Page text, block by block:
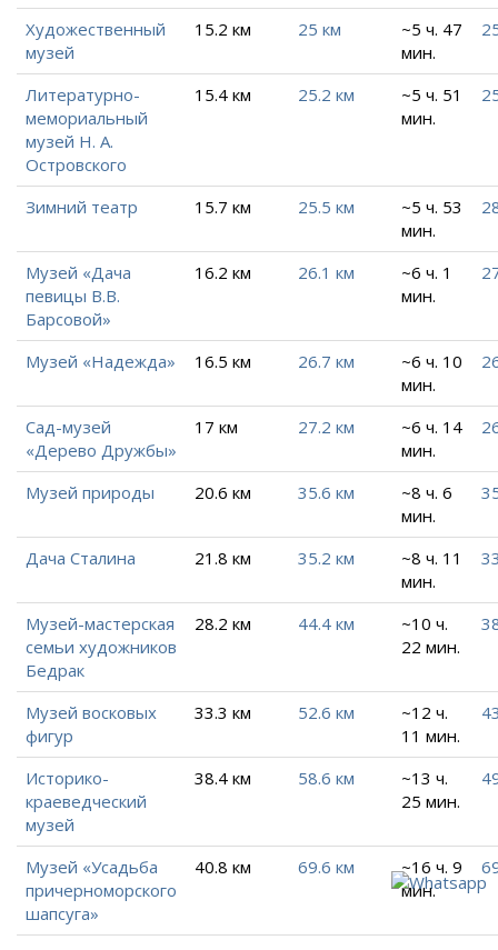
Художественный
музей
15.2 км 25 км
~5 ч. 47
мин.
Литературно-
мемориальный
музей Н. А.
Островского
15.4 км 25.2 км
~5 ч. 51
мин.
Зимний театр 15.7 км 25.5 км
~5 ч. 53
мин.
Музей «Дача
певицы В.В.
Барсовой»
16.2 км 26.1 км
~6 ч. 1
мин.
Музей «Надежда» 16.5 км 26.7 км
~6 ч. 10
мин.
Сад-музей
«Дерево Дружбы»
17 км 27.2 км
~6 ч. 14
мин.
Музей природы 20.6 км 35.6 км
~8 ч. 6
мин.
Дача Сталина 21.8 км 35.2 км
~8 ч. 11
мин.
Музей-мастерская
семьи художников
Бедрак
28.2 км 44.4 км
~10 ч.
22 мин.
Музей восковых
фигур
33.3 км 52.6 км
~12 ч.
11 мин.
Историко-
краеведческий
музей
38.4 км 58.6 км
~13 ч.
25 мин.
Музей «Усадьба
причерноморского
шапсуга»
40.8 км 69.6 км
~16 ч. 9
мин.